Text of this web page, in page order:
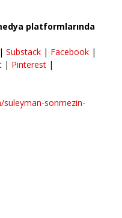
platformlarında
| Substack | Facebook |
| Pinterest |
sonmezin-